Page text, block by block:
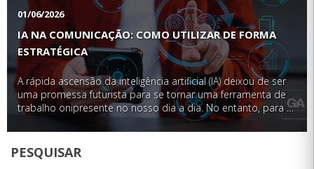
PESQUISAR
01/06/2026
IA NA COMUNICAÇÃO: COMO UTILIZAR DE FORMA
ESTRATÉGICA
A rápida ascensão da inteligência artificial (IA) deixou de ser
uma promessa futurista para se tornar uma ferramenta de
trabalho onipresente no nosso dia a dia. No entanto, para o
profissional de comunicação corporativa, o desafio mudou
de patamar: o …